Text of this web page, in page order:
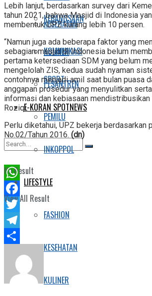
KESEHATAN
KULINER
SPORT
E-KORAN SPOTNEWS
No Result
View All Result
KEBANGSAAN
KOMUNIKASI
PESANTREN
PEMILU
INKOPPOL
LIFESTYLE
FASHION
KESEHATAN
KULINER
Lebih lanjut, berdasarkan survey dari
tahun 2021, bahwa Masjid di Indonesia
membentuk UPZ kurang lebih 10 persen.
“Namun juga ada beberapa faktor yang
sebagian masjid di Indonesia belum
pertama ketersediaan SDM yang belum
mengelolah ZIS, kedua sudah nyaman
contohnya menjadi amil saat bulan puasa
anggapan prosedur yang menyulitkan
informasi dan kebiasaan mendistribusikan
Roziqi.
Perlu diketahui, UPZ bekerja berdasarkan
No.02/Tahun 2016. (dn)
WhatsApp
Facebook
Twitter
Telegram
Share